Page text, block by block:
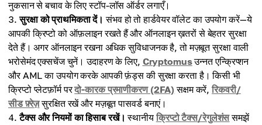
नुकसान से बचाव के लिए स्टॉप-लॉस ऑर्डर लगाएँ।
सुरक्षा को प्राथमिकता दें। संभव हो तो हार्डवेयर वॉलेट का उपयोग करें—ये
आपकी क्रिप्टो को ऑफ़लाइन रखते हैं और ऑनलाइन ख़तरों से बेहतर सुरक्षा
देते हैं। अगर ऑनलाइन रखना अधिक सुविधाजनक है, तो मज़बूत सुरक्षा वाली
भरोसेमंद एक्सचेंज चुनें। उदाहरण के लिए, Cryptomusउन्नत एन्क्रिप्शन
और AML का उपयोग करके आपकी फ़ंड्स की सुरक्षा करता है। किसी भी
क्रिप्टो प्लेटफ़ॉर्म परदो-कारक प्रमाणीकरण (2FA) सक्षम करें,रिकवरी/
सीड फ़्रेज़सुरक्षित रखें और मज़बूत पासवर्ड बनाएं।
टैक्स और नियमों का हिसाब रखें। स्थानीयक्रिप्टो टैक्स/रेगुलेशंससमझें